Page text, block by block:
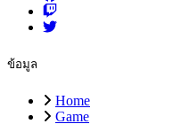
ข้อมูล
Home
Game